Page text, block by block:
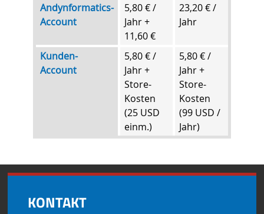
Andynformatics-
Account
5,80 € /
Jahr +
11,60 €
23,20 € /
Jahr
Kunden-
Account
5,80 € /
Jahr +
Store-
Kosten
(25 USD
einm.)
5,80 € /
Jahr +
Store-
Kosten
(99 USD /
Jahr)
KONTAKT